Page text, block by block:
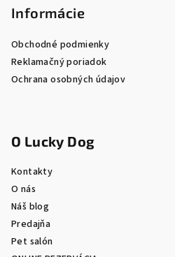
Informácie
Obchodné podmienky
Reklamačný poriadok
Ochrana osobných údajov
O Lucky Dog
Kontakty
O nás
Náš blog
Predajňa
Pet salón